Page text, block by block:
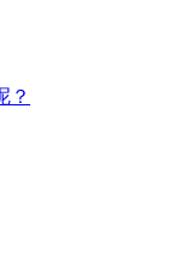
？